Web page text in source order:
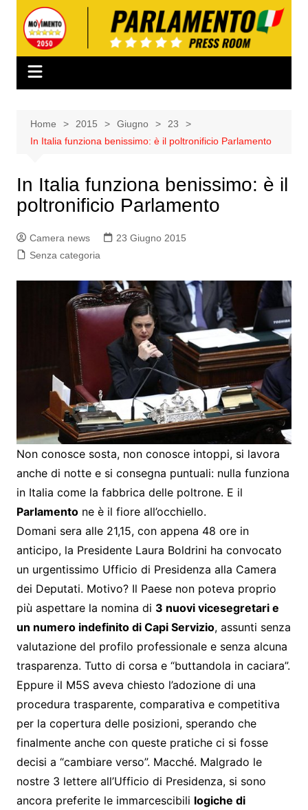
contenuto
Home 2015 Giugno
23
In Italia funziona benissimo: è il poltronificio Parlamento
In Italia funziona benissimo: è il
poltronificio Parlamento
Camera news
23 Giugno 2015
Senza categoria
Non conosce sosta, non conosce intoppi, si lavora
anche di notte e si consegna puntuali: nulla funziona
in Italia come la fabbrica delle poltrone. E il
Parlamentone è il fiore all’occhiello.
Domani sera alle 21,15, con appena 48 ore in
anticipo, la Presidente Laura Boldrini ha convocato
un urgentissimo Ufficio di Presidenza alla Camera
dei Deputati. Motivo? Il Paese non poteva proprio
più aspettare la nomina di 3 nuovi vicesegretari e
un numero indefinito di Capi Servizio, assunti senza
valutazione del profilo professionale e senza alcuna
trasparenza. Tutto di corsa e “buttandola in caciara”.
Eppure il M5S aveva chiesto l’adozione di una
procedura trasparente, comparativa e competitiva
per la copertura delle posizioni, sperando che
finalmente anche con queste pratiche ci si fosse
decisi a “cambiare verso”. Macché. Malgrado le
nostre 3 lettere all’Ufficio di Presidenza, si sono
ancora preferite le immarcescibili logiche di